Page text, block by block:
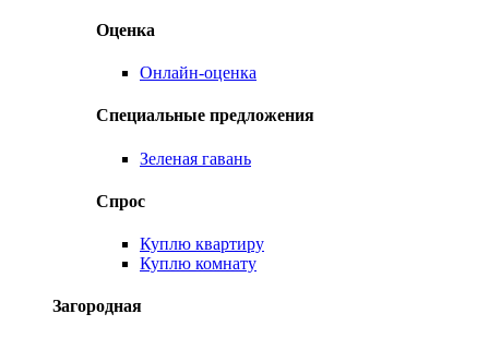
Оценка
Онлайн-оценка
Специальные предложения
Зеленая гавань
Спрос
Куплю квартиру
Куплю комнату
Загородная